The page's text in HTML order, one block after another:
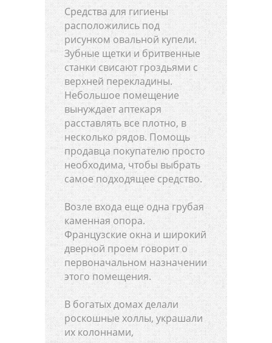
Средства для гигиены
расположились под
рисунком овальной купели.
Зубные щетки и бритвенные
станки свисают гроздьями с
верхней перекладины.
Небольшое помещение
вынуждает аптекаря
расставлять все плотно, в
несколько рядов. Помощь
продавца покупателю просто
необходима, чтобы выбрать
самое подходящее средство.
Возле входа еще одна грубая
каменная опора.
Французские окна и широкий
дверной проем говорит о
первоначальном назначении
этого помещения.
В богатых домах делали
роскошные холлы, украшали
их колоннами,